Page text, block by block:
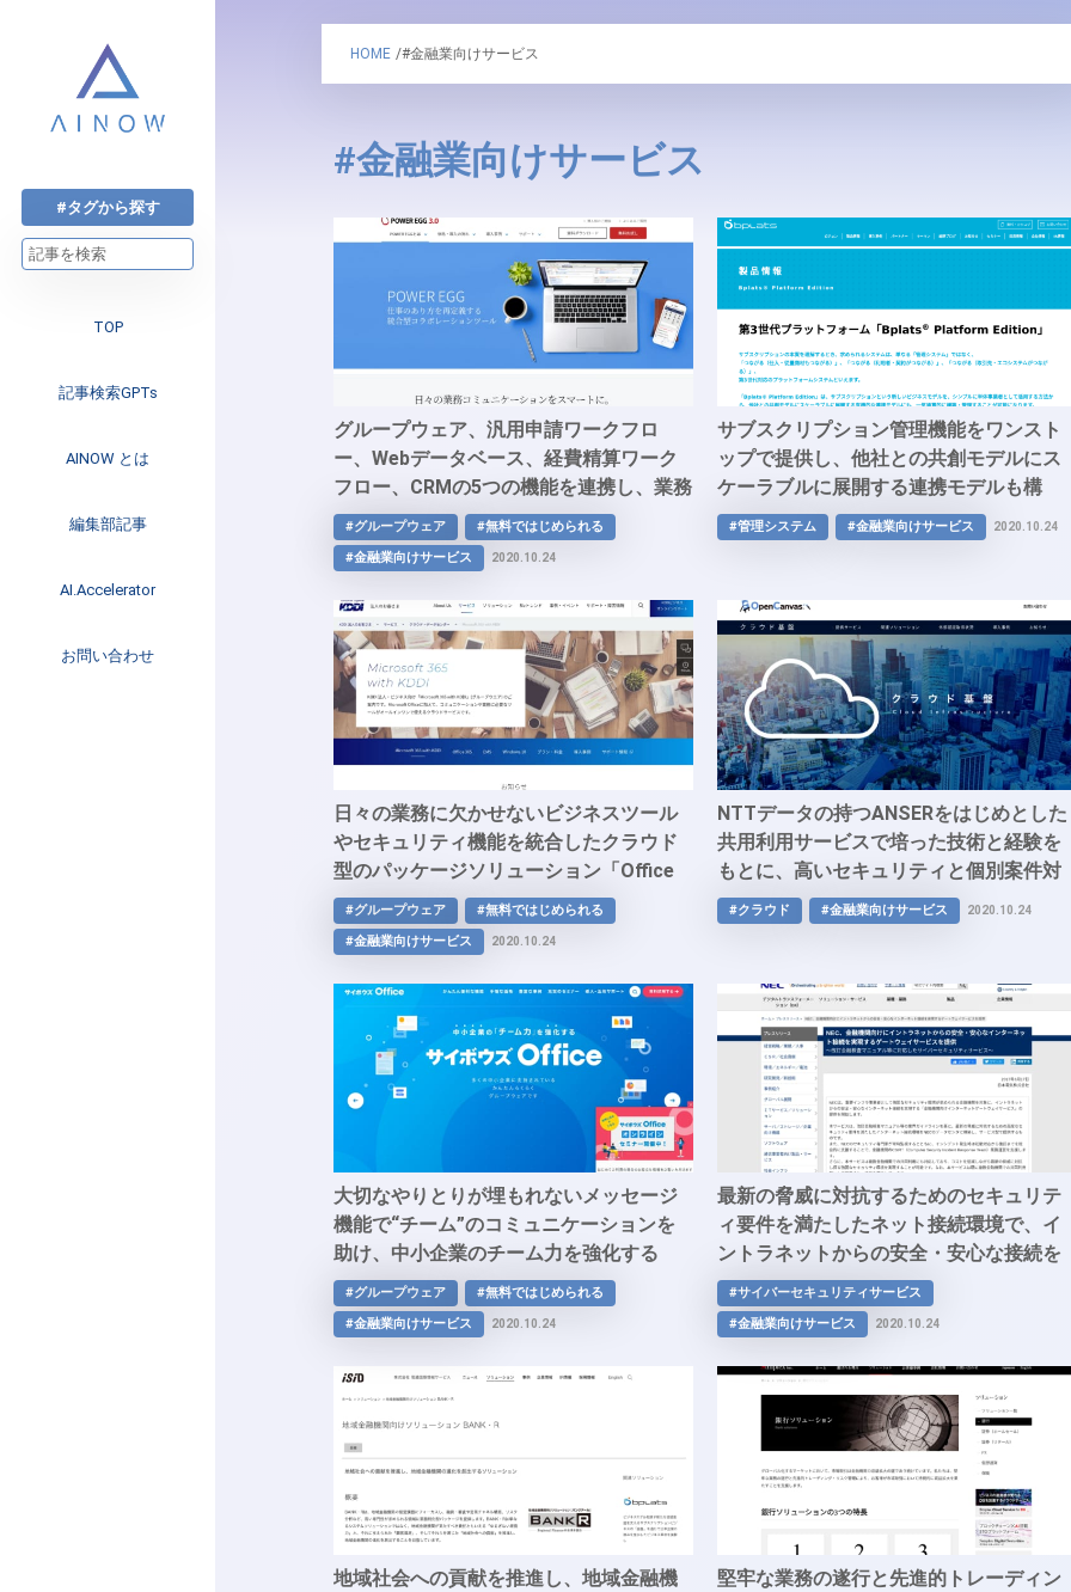
#タグから探す
TOP
記事検索GPTs
AINOW とは
編集部記事
注目のニュース
インタビュー
Web3
AI.Accelerator
AI.Accelerator記事
お問い合わせ
HOME /#金融業向けサービス
#金融業向けサービス
グループウェア、汎用申請ワークフロ
ー、Webデータベース、経費精算ワーク
フロー、CRMの5つの機能を連携し、業務
プロセスを可視化するグループウェア
「POWER EGG」
#グループウェア
#無料ではじめられる
#金融業向けサービス
2020.10.24
サブスクリプション管理機能をワンスト
ップで提供し、他社との共創モデルにス
ケーラブルに展開する連携モデルも構
築・管理できる「Bplats® Platform
Edition」
#管理システム #金融業向けサービス 2020.10.24
日々の業務に欠かせないビジネスツール
やセキュリティ機能を統合したクラウド
型のパッケージソリューション「Office
365 with KDDI」
#グループウェア
#無料ではじめられる
#金融業向けサービス
2020.10.24
NTTデータの持つANSERをはじめとした
共用利用サービスで培った技術と経験を
もとに、高いセキュリティと個別案件対
応を可能とする新たなクラウド基盤
「OpenCanvas」
#クラウド #金融業向けサービス 2020.10.24
大切なやりとりが埋もれないメッセージ
機能で“チーム”のコミュニケーションを
助け、中小企業のチーム力を強化する
「サイボウズOffice」
#グループウェア
#無料ではじめられる
#金融業向けサービス
2020.10.24
最新の脅威に対抗するためのセキュリテ
ィ要件を満たしたネット接続環境で、イ
ントラネットからの安全・安心な接続を
実現する金融機関向けインターネットゲ
ートウェイサービス「共同インターネッ
トゲートウェイ」
#サイバーセキュリティサービス
#金融業向けサービス
2020.10.24
地域社会への貢献を推進し、地域金融機
堅牢な業務の遂行と先進的トレーディン